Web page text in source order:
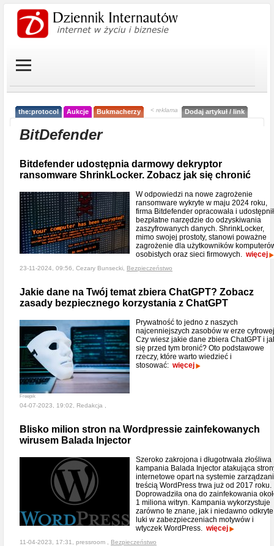
the:protocol Aukcje Bukmacherzy < reklama Dodaj artykuł / link
BitDefender
Bitdefender udostępnia darmowy dekryptor
ransomware ShrinkLocker. Zobacz jak się chronić
W odpowiedzi na nowe zagrożenie
ransomware wykryte w maju 2024 roku,
firma Bitdefender opracowała i
bezpłatne narzędzie do odzyskiwania
zaszyfrowanych danych. ShrinkLocker,
mimo swojej prostoty, stanowi poważne
zagrożenie dla użytkowników
osobistych oraz sieci firmowych. więcej
23-11-2024, 09:56, Cezary Bunsecki, Bezpieczeństwo
Jakie dane na Twój temat zbiera ChatGPT? Zobacz
zasady bezpiecznego korzystania z ChatGPT
Freepik
Prywatność to jedno z naszych
najcenniejszych zasobów w erze
Czy wiesz jakie dane zbiera ChatGPT i
się przed tym bronić? Oto podstawowe
rzeczy, które warto wiedzieć i
stosować: więcej
04-07-2023, 19:02, Redakcja ,
Blisko milion stron na Wordpressie zainfekowanych
wirusem Balada Injector
Szeroko zakrojona i długotrwała złośliwa
kampania Balada Injector atakująca
internetowe opart na systemie
treścią WordPress trwa już od 2017 roku.
Doprowadziła ona do zainfekowania
1 miliona witryn. Kampania wykorzystuje
zarówno te znane, jak i niedawno odkryte
luki w zabezpieczeniach motywów i
wtyczek WordPress. więcej
11-04-2023, 17:31, pressroom , Bezpieczeństwo